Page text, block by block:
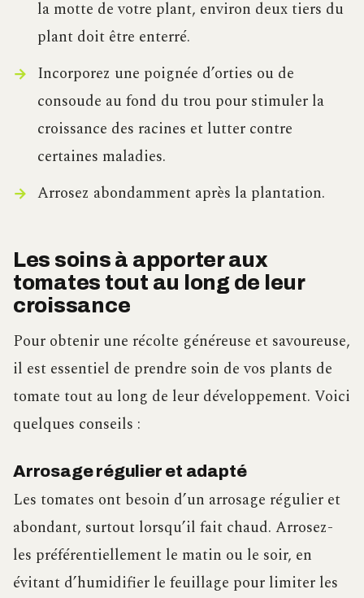
la motte de votre plant, environ deux tiers du
plant doit être enterré.
Incorporez une poignée d’orties ou de
consoude au fond du trou pour stimuler la
croissance des racines et lutter contre
certaines maladies.
Arrosez abondamment après la plantation.
Les soins à apporter aux
tomates tout au long de leur
croissance
Pour obtenir une récolte généreuse et savoureuse,
il est essentiel de prendre soin de vos plants de
tomate tout au long de leur développement. Voici
quelques conseils :
Arrosage régulier et adapté
Les tomates ont besoin d’un arrosage régulier et
abondant, surtout lorsqu’il fait chaud. Arrosez-
les préférentiellement le matin ou le soir, en
évitant d’humidifier le feuillage pour limiter les